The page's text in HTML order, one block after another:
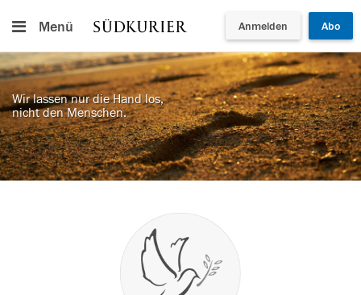
Menü Anmelden Abo
Wir lassen nur die Hand los,
nicht den Menschen.